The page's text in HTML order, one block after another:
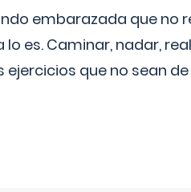
embarazada que no
es. Caminar, nadar,
que no sean